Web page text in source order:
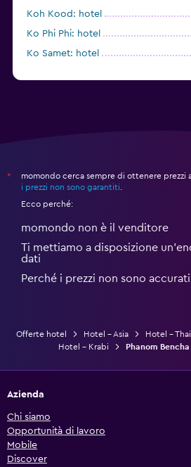
Koh Kood: hotel
Ko Phi Phi: hotel
Ko Samet: hotel
*
momondo cerca sempre di ottenere prezzi
i prezzi non sono garantiti
Ecco perché:
momondo non è il venditore
Ti mettiamo a disposizione
dati
Perché i prezzi non sono accurati
Offerte hotel Hotel - Asia Hotel -
Hotel - Krabi
Phanom
Azienda
Chi siamo
Opportunità di lavoro
Mobile
Discover